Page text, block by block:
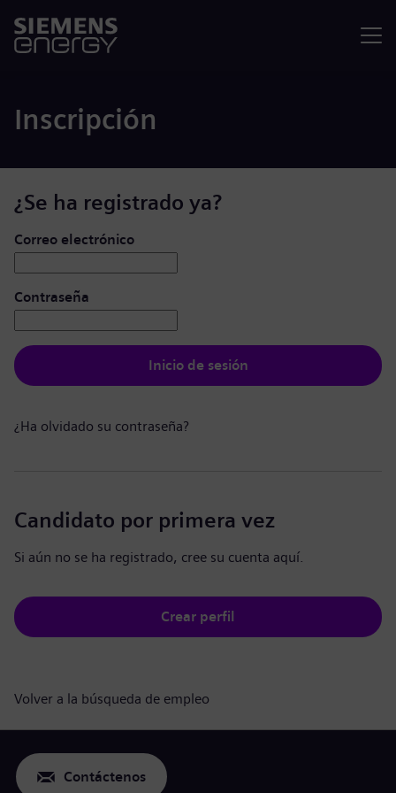
Inscripción
¿Se ha registrado ya?
Iniciar de sesión: usuario y contraseña
Correo electrónico
Contraseña
Inicio de sesión
¿Ha olvidado su contraseña?
Candidato por primera vez
Si aún no se ha registrado, cree su cuenta aquí.
Crear perfil
Volver a la búsqueda de empleo
Contáctenos